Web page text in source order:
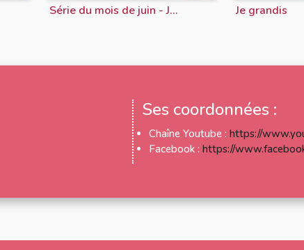
Série du mois de juin - J... Je grandis
Ses coordonnées :
Chaîne Youtube : https://
Facebook : https://